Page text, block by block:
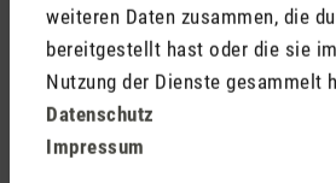
weiteren Daten zusammen, die
bereitgestellt hast oder die sie
Nutzung der Dienste gesammelt
Datenschutz
Impressum